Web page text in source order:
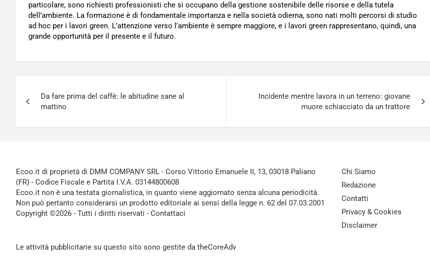
particolare, sono richiesti professionisti che si occupano della gestione sostenibile delle risorse e della tutela
dell’ambiente. La formazione è di fondamentale importanza e nella società odierna, sono nati molti percorsi di studio
ad hoc per i lavori green. L’attenzione verso l’ambiente è sempre maggiore, e i lavori green rappresentano, quindi, una
grande opportunità per il presente e il futuro.
articoli
Da fare prima del caffè: le abitudine sane al
mattino
Incidente mentre lavora in un terreno: giovane
muore schiacciato da un trattore
Ecoo.it di proprietà di DMM COMPANY SRL - Corso Vittorio Emanuele II, 13, 03018 Paliano
(FR) - Codice Fiscale e Partita I.V.A. 03144800608
Ecoo.it non è una testata giornalistica, in quanto viene aggiornato senza alcuna periodicità.
Non può pertanto considerarsi un prodotto editoriale ai sensi della legge n. 62 del 07.03.2001
Copyright ©2026 - Tutti i diritti riservati - Contattaci
Le attività pubblicitarie su questo sito sono gestite da theCoreAdv
Chi Siamo
Redazione
Contatti
Privacy & Cookies
Disclaimer